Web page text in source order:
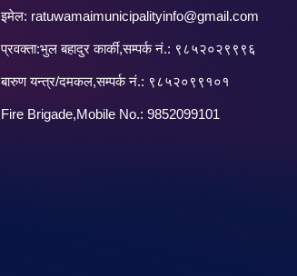
इमेल: ratuwamaimunicipalityinfo@gmail.com
प्रवक्ता:भुल बहादुर कार्की,सम्पर्क नं.: ९८५२०२९९९६
बारु‌ण यन्त्र/दमकल,सम्पर्क नं.: ९८५२०९९१०१
Fire Brigade,Mobile No.: 9852099101